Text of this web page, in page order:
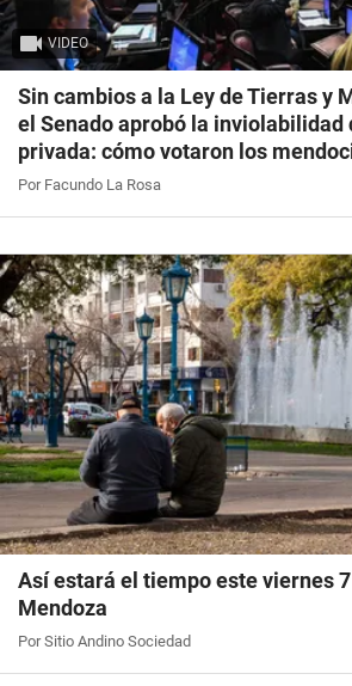
VIDEO
Sin cambios a la Ley de Tierras y
el Senado aprobó la inviolabilidad
privada: cómo votaron los
Por Facundo La Rosa
Así estará el tiempo este viernes
Mendoza
Por Sitio Andino Sociedad